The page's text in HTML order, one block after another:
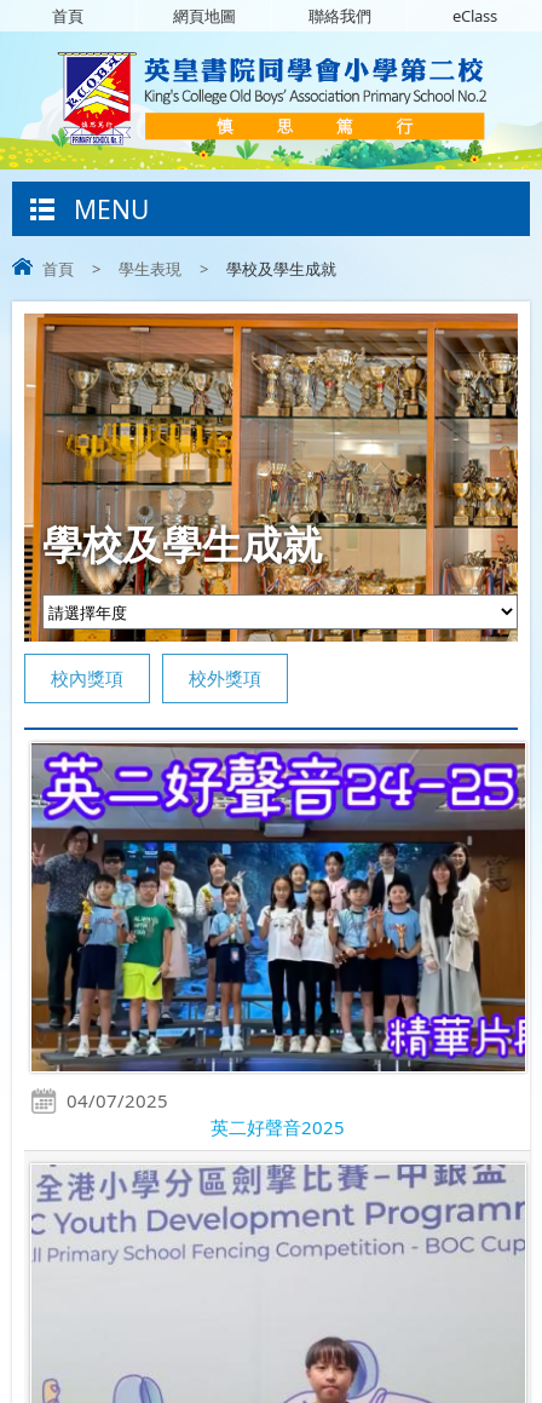
首頁 網頁地圖 聯絡我們 eClass
MENU
首頁 > 學生表現 > 學校及學生成就
學校及學生成就
校內獎項 校外獎項
04/07/2025
英二好聲音2025